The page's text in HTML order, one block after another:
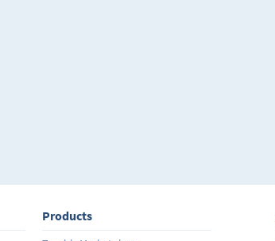
Products